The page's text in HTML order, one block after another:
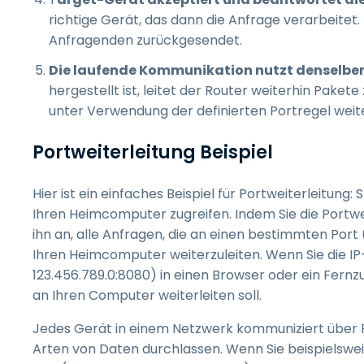
richtige Gerät, das dann die Anfrage
Anfragenden zurückgesendet.
Die laufende Kommunikation nutzt
hergestellt ist, leitet der Router weiterhin
unter Verwendung der definierten Portregel
Portweiterleitung Beispiel
Hier ist ein einfaches Beispiel für Portweiterleitung:
Ihren Heimcomputer zugreifen. Indem Sie die
ihn an, alle Anfragen, die an einen bestimmten
Ihren Heimcomputer weiterzuleiten. Wenn Sie die
123.456.789.0:8080) in einen Browser oder ein
an Ihren Computer weiterleiten soll.
Jedes Gerät in einem Netzwerk kommuniziert über
Arten von Daten durchlassen. Wenn Sie